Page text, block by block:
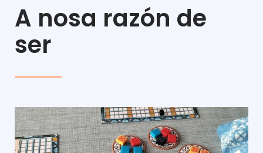
A nosa razón de
ser